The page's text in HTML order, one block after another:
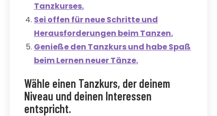
Tanzkurses.
Sei offen für neue Schritte und
Herausforderungen beim Tanzen.
Genieße den Tanzkurs und habe Spaß
beim Lernen neuer Tänze.
Wähle einen Tanzkurs, der deinem
Niveau und deinen Interessen
entspricht.